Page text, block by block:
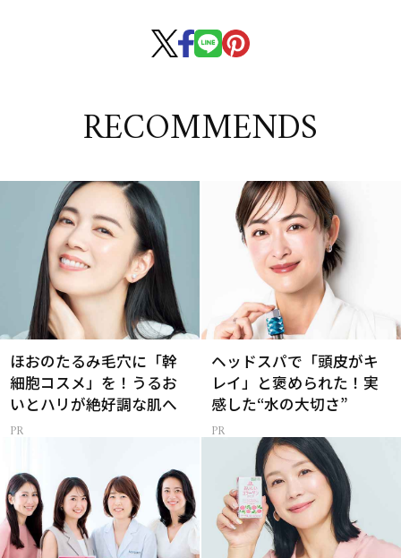
RECOMMENDS
ほおのたるみ毛穴に「幹
細胞コスメ」を！うるお
いとハリが絶好調な肌へ
ヘッドスパで「頭皮がキ
レイ」と褒められた！実
感した“水の大切さ”